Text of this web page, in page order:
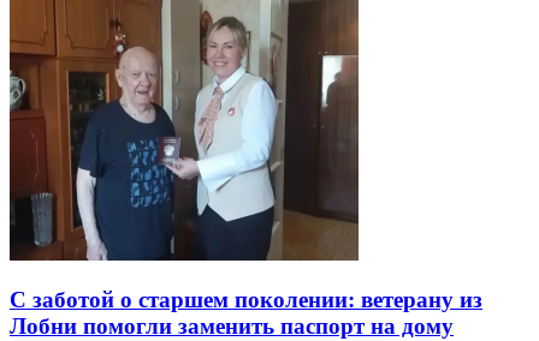
С заботой о старшем поколении: ветерану из
Лобни помогли заменить паспорт на дому